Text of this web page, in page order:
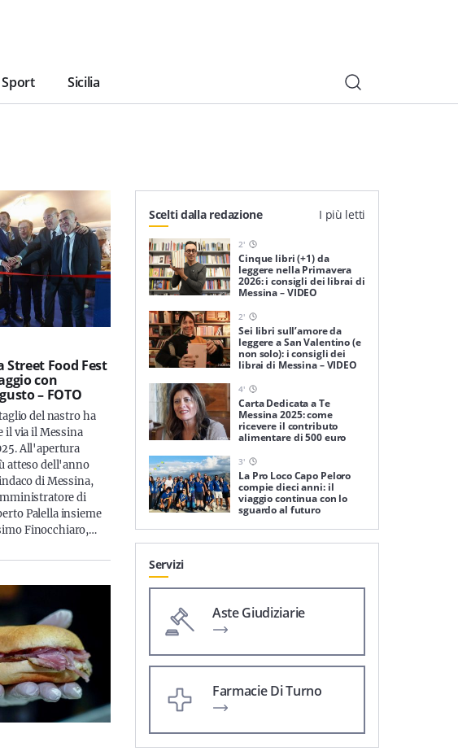
Sport Sicilia
Street Food Fest
con
– FOTO
del nastro ha
il via il Messina
All'apertura
atteso dell'anno
di Messina,
di
Palella insieme
Finocchiaro,…
Scelti dalla redazione I più letti
2'
Cinque libri (+1) da
leggere nella Primavera
2026: i consigli dei librai di
Messina – VIDEO
2'
Sei libri sull’amore da
leggere a San Valentino (e
non solo): i consigli dei
librai di Messina – VIDEO
4'
Carta Dedicata a Te
Messina 2025: come
ricevere il contributo
alimentare di 500 euro
3'
La Pro Loco Capo Peloro
compie dieci anni: il
viaggio continua con lo
sguardo al futuro
Servizi
Aste Giudiziarie
Farmacie Di Turno